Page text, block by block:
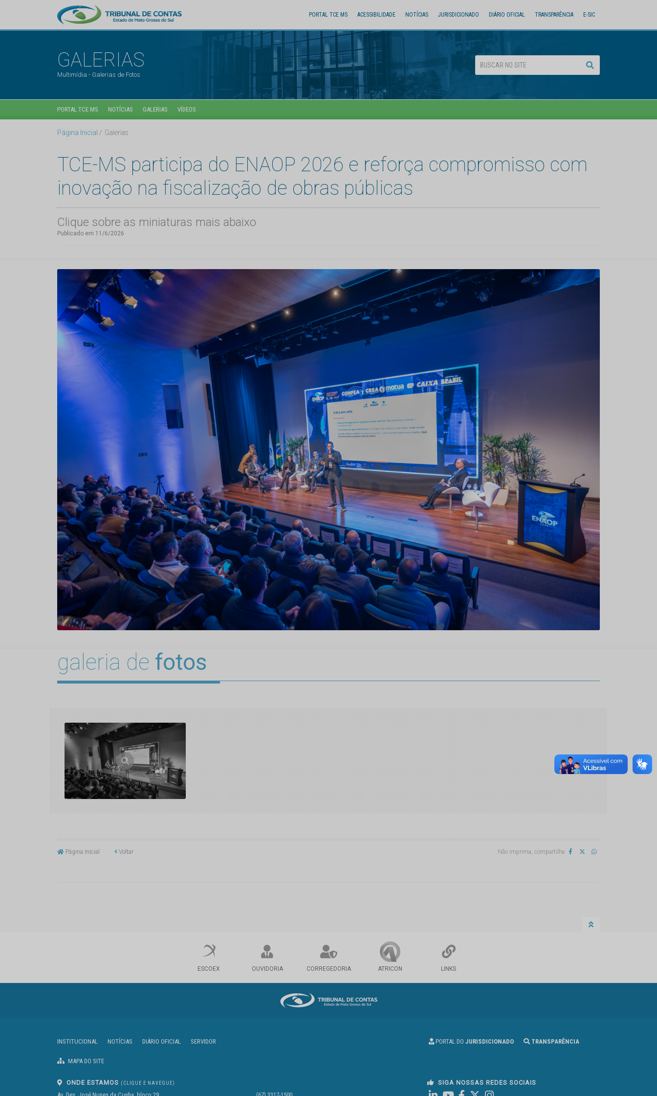
PORTAL TCE MS ACESSIBILIDADE NOTÍCIAS JURISDICIONADO DIÁRIO OFICIAL TRANSPARÊNCIA E-SIC
GALERIAS
Multimídia - Galerias de Fotos
PORTAL TCE MS NOTÍCIAS GALERIAS VÍDEOS
Página Inicial Galerias
TCE-MS participa do ENAOP 2026 e reforça compromisso com
inovação na fiscalização de obras públicas
Clique sobre as miniaturas mais abaixo
Publicado em 11/6/2026
galeria de fotos
Página Inicial Voltar Não imprima, compartilhe
ESCOEX OUVIDORIA CORREGEDORIA ATRICON LINKS
INSTITUCIONAL NOTÍCIAS DIÁRIO OFICIAL SERVIDOR PORTAL DO JURISDICIONADO TRANSPARÊNCIA
MAPA DO SITE
ONDE ESTAMOS (CLIQUE E NAVEGUE) SIGA NOSSAS REDES SOCIAIS